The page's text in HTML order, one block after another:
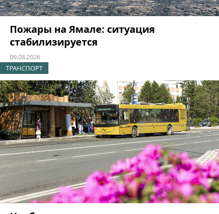
Пожары на Ямале: ситуация
стабилизируется
09.08.2026
ТРАНСПОРТ